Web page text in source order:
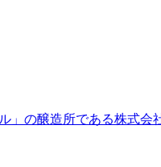
」の醸造所である株式会